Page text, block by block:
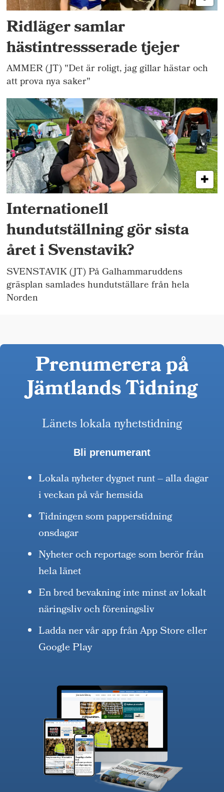
Ridläger samlar
hästintressserade tjejer
AMMER (JT) "Det är roligt, jag gillar hästar och
att prova nya saker"
Internationell
hundutställning gör sista
året i Svenstavik?
SVENSTAVIK (JT) På Galhammaruddens
gräsplan samlades hundutställare från hela
Norden
Prenumerera på
Jämtlands Tidning
Länets lokala nyhetstidning
Bli prenumerant
Lokala nyheter dygnet runt – alla dagar
i veckan på vår hemsida
Tidningen som papperstidning
onsdagar
Nyheter och reportage som berör från
hela länet
En bred bevakning inte minst av lokalt
näringsliv och föreningsliv
Ladda ner vår app från App Store eller
Google Play